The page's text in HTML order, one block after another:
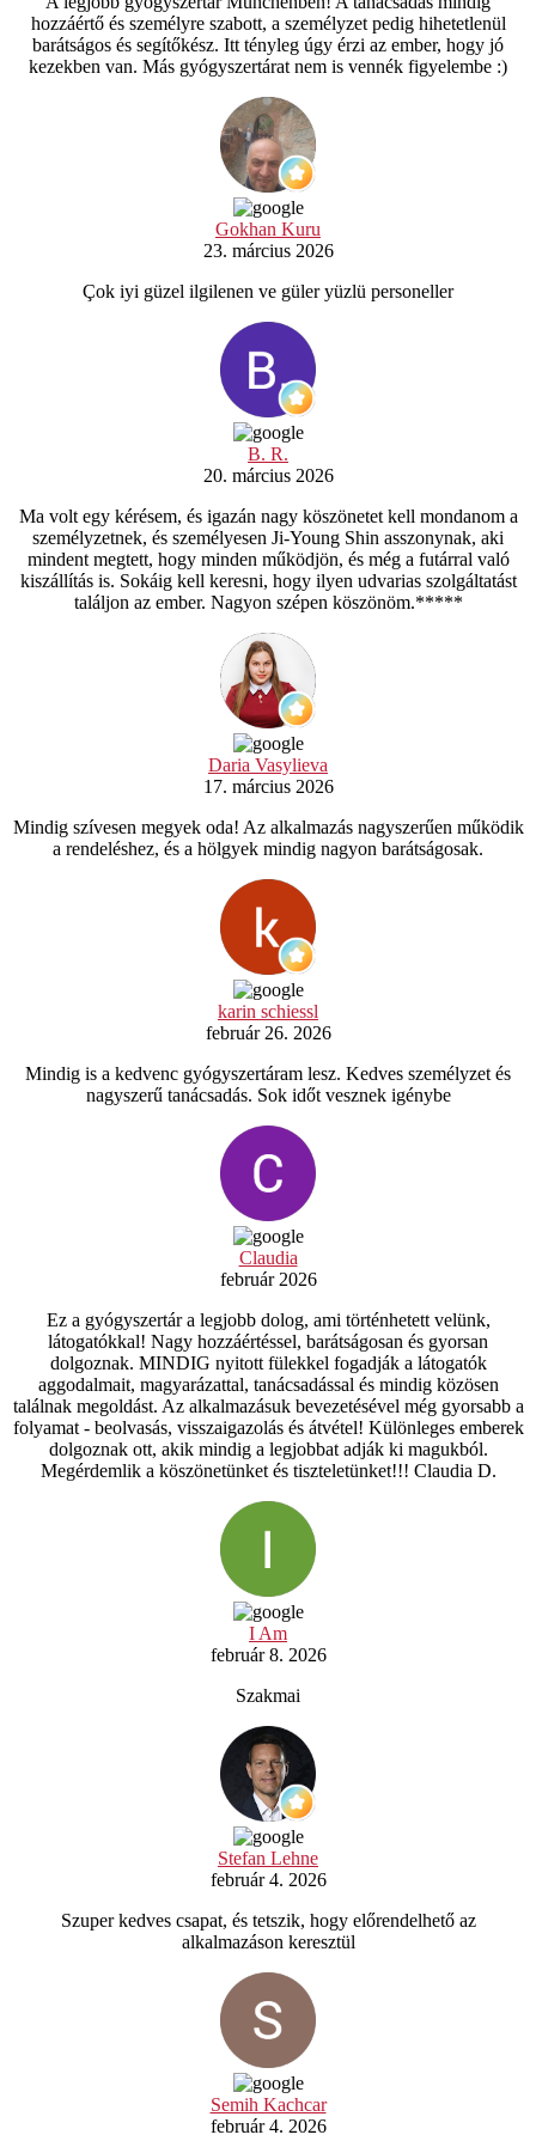
hozzáértő és személyre szabott, a személyzet pedig hihetetlenül
barátságos és segítőkész. Itt tényleg úgy érzi az ember, hogy jó
kezekben van. Más gyógyszertárat nem is vennék figyelembe :)
Gokhan Kuru
23. március 2026
Çok iyi güzel ilgilenen ve güler yüzlü personeller
B. R.
20. március 2026
Ma volt egy kérésem, és igazán nagy köszönetet kell mondanom a
személyzetnek, és személyesen Ji-Young Shin asszonynak, aki
mindent megtett, hogy minden működjön, és még a futárral való
kiszállítás is. Sokáig kell keresni, hogy ilyen udvarias szolgáltatást
találjon az ember. Nagyon szépen köszönöm.*****
Daria Vasylieva
17. március 2026
Mindig szívesen megyek oda! Az alkalmazás nagyszerűen működik
a rendeléshez, és a hölgyek mindig nagyon barátságosak.
karin schiessl
február 26. 2026
Mindig is a kedvenc gyógyszertáram lesz. Kedves személyzet és
nagyszerű tanácsadás. Sok időt vesznek igénybe
Claudia
február 2026
Ez a gyógyszertár a legjobb dolog, ami történhetett velünk,
látogatókkal! Nagy hozzáértéssel, barátságosan és gyorsan
dolgoznak. MINDIG nyitott fülekkel fogadják a látogatók
aggodalmait, magyarázattal, tanácsadással és mindig közösen
találnak megoldást. Az alkalmazásuk bevezetésével még gyorsabb a
folyamat - beolvasás, visszaigazolás és átvétel! Különleges emberek
dolgoznak ott, akik mindig a legjobbat adják ki magukból.
Megérdemlik a köszönetünket és tiszteletünket!!! Claudia D.
I Am
február 8. 2026
Szakmai
Stefan Lehne
február 4. 2026
Szuper kedves csapat, és tetszik, hogy előrendelhető az
alkalmazáson keresztül
Semih Kachcar
február 4. 2026